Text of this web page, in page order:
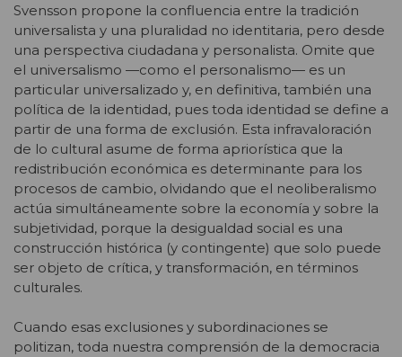
Svensson propone la confluencia entre la tradición
universalista y una pluralidad no identitaria, pero desde
una perspectiva ciudadana y personalista. Omite que
el universalismo —como el personalismo— es un
particular universalizado y, en definitiva, también una
política de la identidad, pues toda identidad se define a
partir de una forma de exclusión. Esta infravaloración
de lo cultural asume de forma apriorística que la
redistribución económica es determinante para los
procesos de cambio, olvidando que el neoliberalismo
actúa simultáneamente sobre la economía y sobre la
subjetividad, porque la desigualdad social es una
construcción histórica (y contingente) que solo puede
ser objeto de crítica, y transformación, en términos
culturales.
Cuando esas exclusiones y subordinaciones se
politizan, toda nuestra comprensión de la democracia